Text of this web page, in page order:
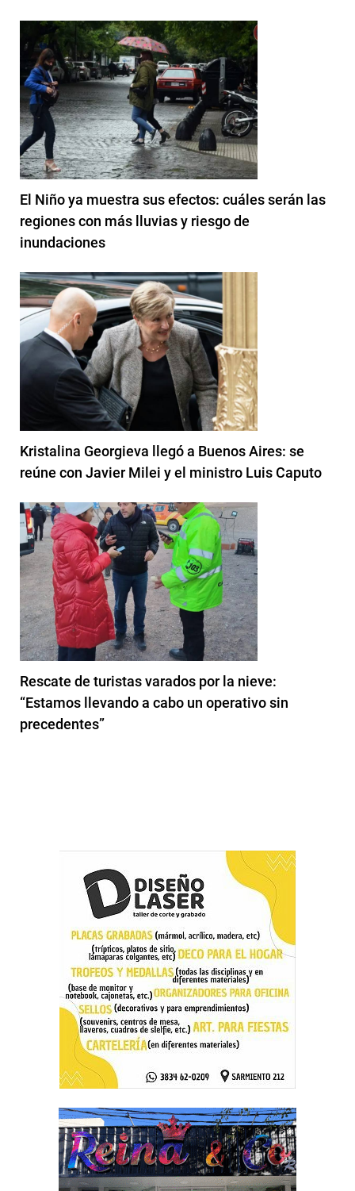
El Niño ya muestra sus efectos: cuáles serán las
regiones con más lluvias y riesgo de
inundaciones
Kristalina Georgieva llegó a Buenos Aires: se
reúne con Javier Milei y el ministro Luis Caputo
Rescate de turistas varados por la nieve:
“Estamos llevando a cabo un operativo sin
precedentes”